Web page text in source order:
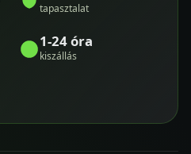
tapasztalat
1-24 óra
kiszállás